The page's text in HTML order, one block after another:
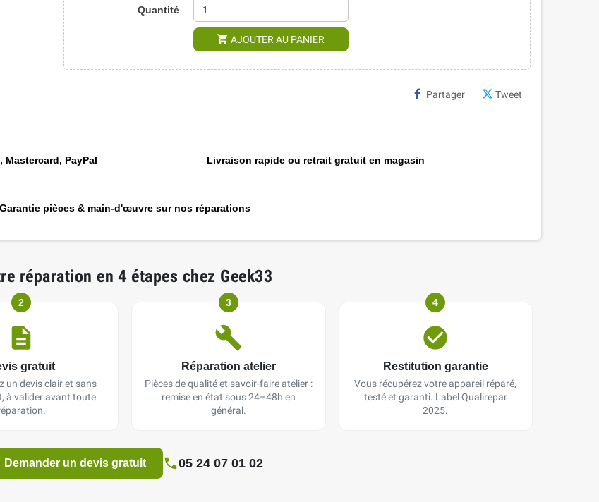
Quantité
shopping_cart AJOUTER AU PANIER
Partager Tweet
Mastercard, PayPal Livraison rapide ou retrait gratuit en magasin
Garantie pièces & main-d'œuvre sur nos réparations
réparation en 4 étapes chez Geek33
2
gratuit
un devis clair et sans
à valider avant toute
3
Réparation atelier
Pièces de qualité et savoir-faire atelier :
remise en état sous 24–48h en
général.
4
Restitution garantie
Vous récupérez votre appareil réparé,
testé et garanti. Label Qualirepar
2025.
Demander un devis gratuit 05 24 07 01 02